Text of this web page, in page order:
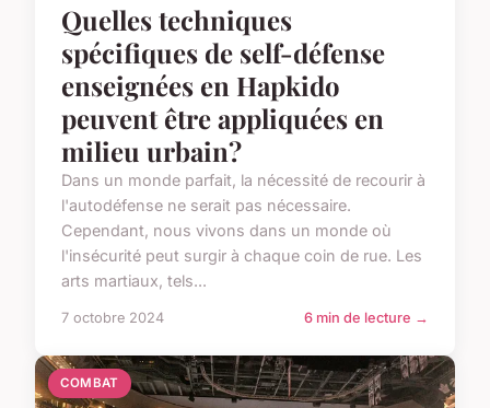
Quelles techniques
spécifiques de self-défense
enseignées en Hapkido
peuvent être appliquées en
milieu urbain?
Dans un monde parfait, la nécessité de recourir à
l'autodéfense ne serait pas nécessaire.
Cependant, nous vivons dans un monde où
l'insécurité peut surgir à chaque coin de rue. Les
arts martiaux, tels...
7 octobre 2024 6 min de lecture →
COMBAT